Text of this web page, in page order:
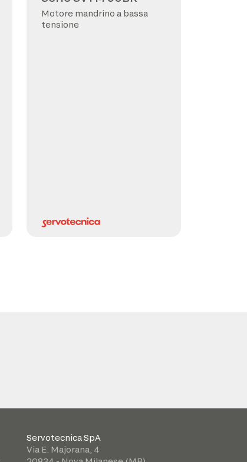
Motore mandrino a bassa
tensione
Servotecnica SpA
Via E. Majorana, 4